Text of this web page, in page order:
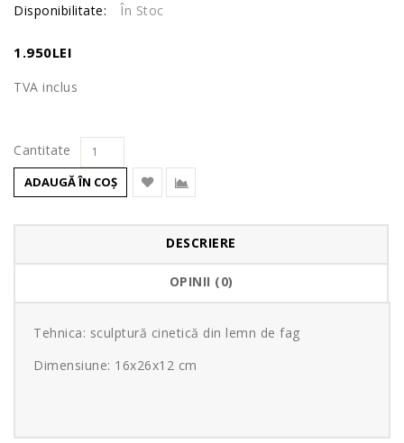
Disponibilitate:
În Stoc
1.950LEI
TVA inclus
Cantitate
ADAUGĂ ÎN COŞ
DESCRIERE
OPINII (0)
Tehnica: sculptură cinetică din lemn de fag
Dimensiune: 16x26x12 cm